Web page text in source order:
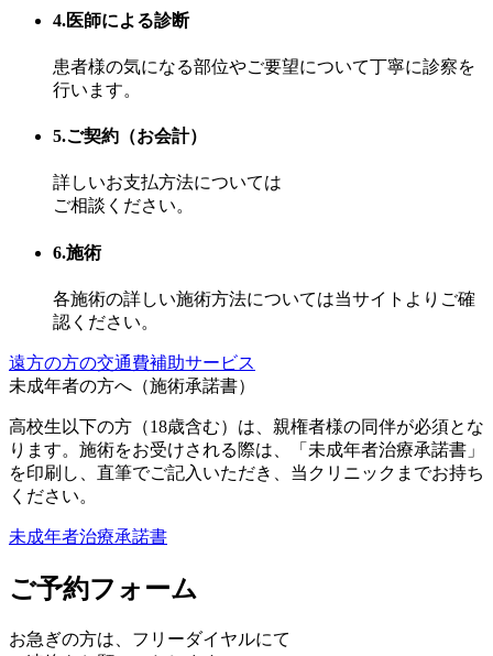
4.医師による診断
患者様の気になる部位やご要望について丁寧に診察を
行います。
5.ご契約（お会計）
詳しいお支払方法については
ご相談ください。
6.施術
各施術の詳しい施術方法については当サイトよりご確
認ください。
遠方の方の交通費補助サービス
未成年者の方へ（施術承諾書）
高校生以下の方（18歳含む）は、親権者様の同伴が必須とな
ります。施術をお受けされる際は、「未成年者治療承諾書」
を印刷し、直筆でご記入いただき、当クリニックまでお持ち
ください。
未成年者治療承諾書
ご予約フォーム
お急ぎの方は、 フリーダイヤルにて